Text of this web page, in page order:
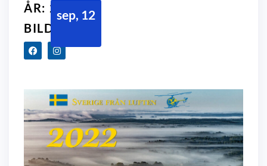
sep, 12
ÅR: 2022
BILDER: 14